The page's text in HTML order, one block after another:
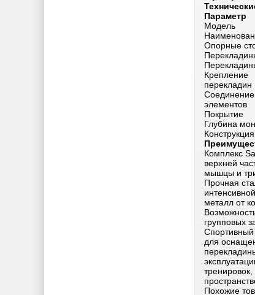
Параметр
Модель
Опорные
Крепление
перекладин
Соединение
элементов
Покрытие
Глубина
Конструкция
Комплекс
верхней
мышцы и
Прочная
металл от
групповых
для
Похожие